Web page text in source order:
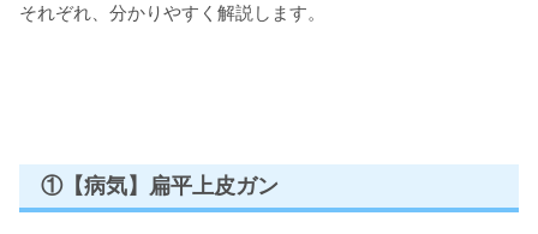
それぞれ、分かりやすく解説します。
①【病気】扁平上皮ガン